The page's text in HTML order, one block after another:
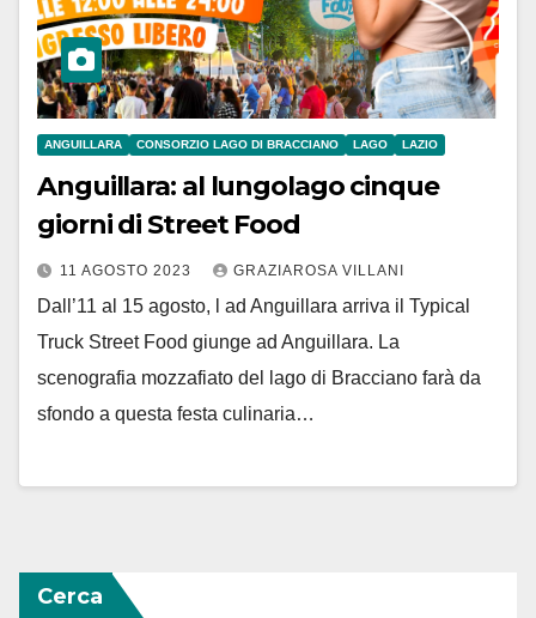
ANGUILLARA CONSORZIO LAGO DI BRACCIANO LAGO LAZIO
Anguillara: al lungolago cinque
giorni di Street Food
11 AGOSTO 2023 GRAZIAROSA VILLANI
Dall’11 al 15 agosto, l ad Anguillara arriva il Typical
Truck Street Food giunge ad Anguillara. La
scenografia mozzafiato del lago di Bracciano farà da
sfondo a questa festa culinaria…
Cerca